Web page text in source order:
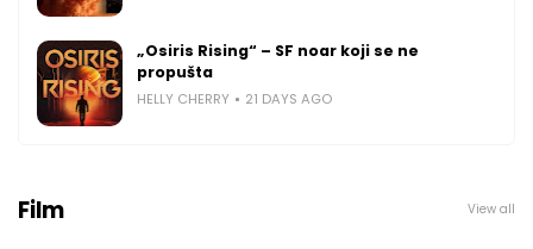
„Osiris Rising“ – SF noar koji se ne
propušta
HELLY CHERRY 21 DAYS AGO
Film View all